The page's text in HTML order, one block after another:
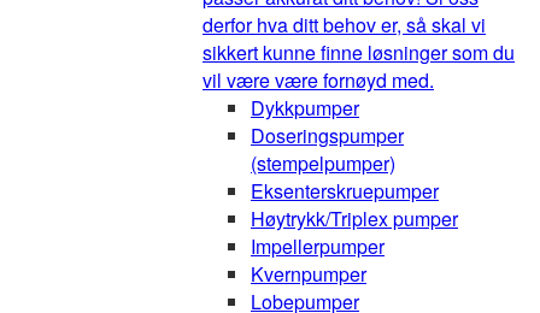
derfor hva ditt behov er, så skal vi
sikkert kunne finne løsninger som du
vil være være fornøyd med.
Dykkpumper
Doseringspumper
(stempelpumper)
Eksenterskruepumper
Høytrykk/Triplex pumper
Impellerpumper
Kvernpumper
Lobepumper